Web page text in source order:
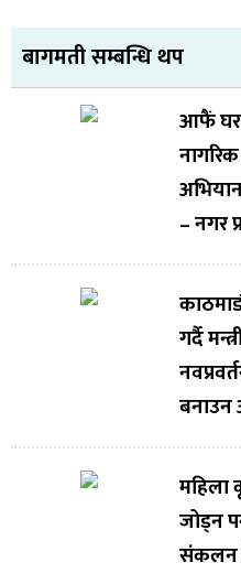
बागमती सम्बन्धि थप
आफैं घर
– नगर
गर्दै
बनाउन
महिला
जोड्न
संकलन